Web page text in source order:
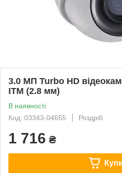
3.0 МП Turbo HD
ITM (2.8 мм)
В наявності
Код: 03343-04655
Роздріб
1 716 ₴